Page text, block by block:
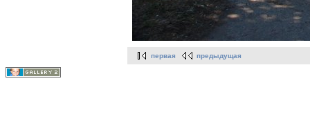
первая предыдущая